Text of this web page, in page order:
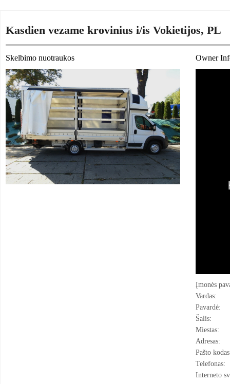
Kasdien vezame krovinius i/is Vokietijos, PL
Skelbimo nuotraukos Owner
Įmonės
Vardas:
Pavardė:
Šalis:
Miestas:
Adresas:
Pašto
Telefonas:
Interneto